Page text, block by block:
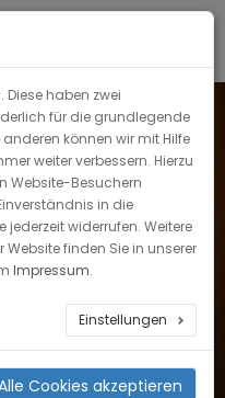
Diese haben zwei
für die grundlegende
können wir mit Hilfe
weiter verbessern. Hierzu
Website-Besuchern
in die
jederzeit widerrufen. Weitere
finden Sie in unserer
Impressum.
Einstellungen
Cookies akzeptieren